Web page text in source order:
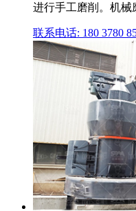
进行手工磨削。机械
联系电话: 180 3780